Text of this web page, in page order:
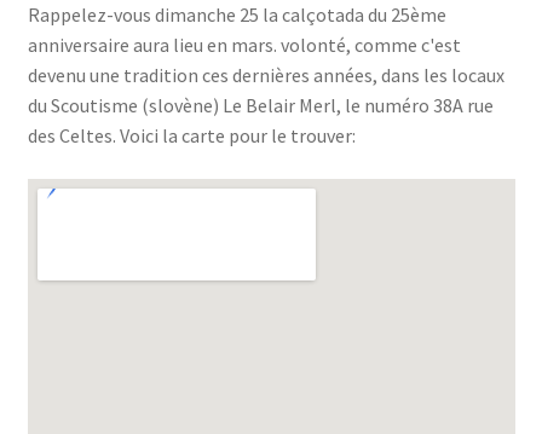
Rappelez-vous dimanche 25 la calçotada du 25ème
anniversaire aura lieu en mars. volonté, comme c'est
devenu une tradition ces dernières années, dans les locaux
du Scoutisme (slovène) Le Belair Merl, le numéro 38A rue
des Celtes. Voici la carte pour le trouver: